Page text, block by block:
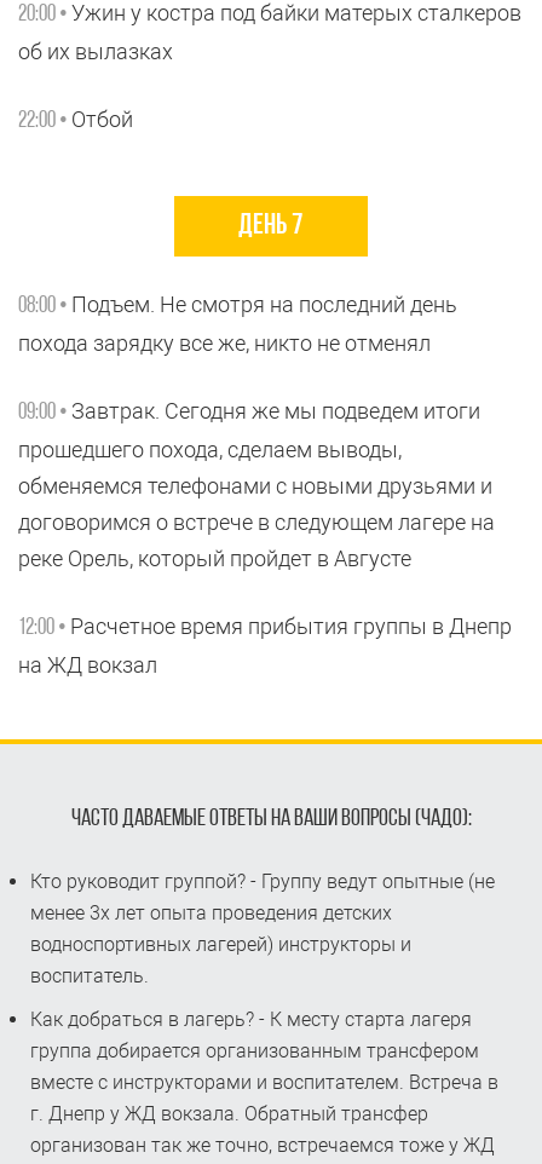
20:00 • Ужин у костра под байки матерых сталкеров
об их вылазках
22:00 • Отбой
день 7
08:00 • Подъем. Не смотря на последний день
похода зарядку все же, никто не отменял
09:00 • Завтрак. Сегодня же мы подведем итоги
прошедшего похода, сделаем выводы,
обменяемся телефонами с новыми друзьями и
договоримся о встрече в следующем лагере на
реке Орель, который пройдет в Августе
12:00 • Расчетное время прибытия группы в Днепр
на ЖД вокзал
ЧАСТО ДАВАЕМЫЕ ОТВЕТЫ НА ВАШИ ВОПРОСЫ (ЧАДО):
Кто руководит группой? - Группу ведут опытные (не
менее 3х лет опыта проведения детских
водноспортивных лагерей) инструкторы и
воспитатель.
Как добраться в лагерь? - К месту старта лагеря
группа добирается организованным трансфером
вместе с инструкторами и воспитателем. Встреча в
г. Днепр у ЖД вокзала. Обратный трансфер
организован так же точно, встречаемся тоже у ЖД